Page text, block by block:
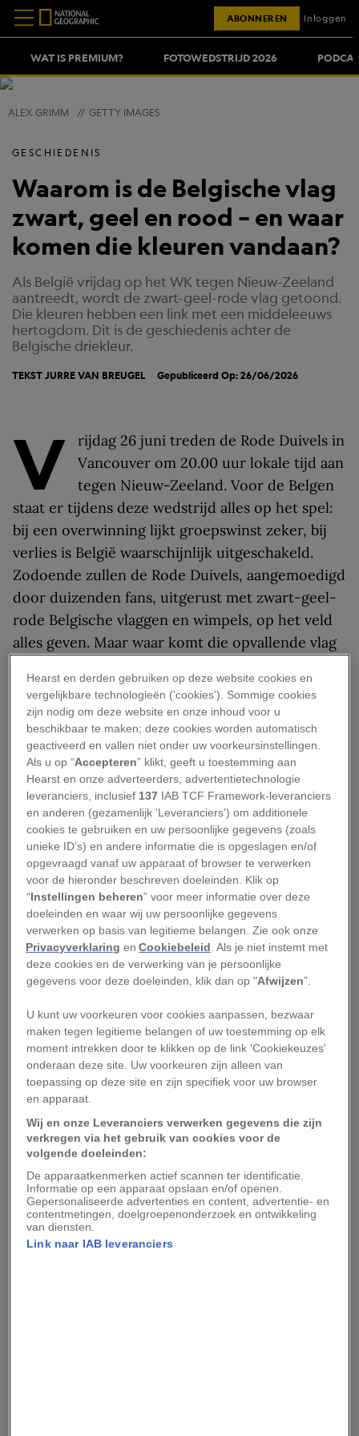
WAT IS PREMIUM? FOTOWEDSTRIJD 2026
ABONNEREN Inloggen
ALEX GRIMM // GETTY IMAGES
GESCHIEDENIS
Waarom is de Belgische vlag
zwart, geel en rood – en waar
komen die kleuren vandaan?
Als België vrijdag op het WK tegen Nieuw-Zeeland
aantreedt, wordt de zwart-geel-rode vlag getoond.
Die kleuren hebben een link met een middeleeuws
hertogdom. Dit is de geschiedenis achter de
Belgische driekleur.
TEKSTJURRE VAN BREUGEL Gepubliceerd Op: 26/06/2026
V
rijdag 26 juni treden de Rode Duivels in
Vancouver om 20.00 uur lokale tijd aan
tegen Nieuw-Zeeland. Voor de Belgen
staat er tijdens deze wedstrijd alles op het spel:
bij een overwinning lijkt groepswinst zeker, bij
verlies is België waarschijnlijk uitgeschakeld.
Zodoende zullen de Rode Duivels, aangemoedigd
door duizenden fans, uitgerust met zwart-geel-
rode Belgische vlaggen en wimpels, op het veld
alles geven. Maar waar komt die opvallende vlag
voor deze drie kleuren?
Het hertogdom Brabant
In de Middeleeuwenbestond België nog niet.
Het gebied was verdeeld in graafschappen,
hertogdommen en heerlijkheden. Het
machtigste daarvan was het hertogdom Brabant,
dat grote delen van het huidige Vlaams-Brabant,
Waals-Brabant, Antwerpen, Brussel en zelfs
stukken van Noord-Brabant en Limburg omvatte.
MEER OVER DE GESCHIEDENIS VAN BELGIË
Zo groeide het Belgische frietkot uit tot
Hoe Europa mensen als dieren
tentoonstelde
waard
Brabant was welvarend dankzij bloeiende
handelssteden als Antwerpen, Leuven en ’s-
Hertogenbosch. Het wapen van het hertogdom
bestond uit een zwarte achtergrond met een
Hearst en derden gebruiken op deze website cookies en
vergelijkbare technologieën ('cookies'). Sommige cookies
zijn nodig om deze website en onze inhoud voor u
beschikbaar te maken; deze cookies worden automatisch
geactiveerd en vallen niet onder uw voorkeursinstellingen.
Als u op “Accepteren” klikt, geeft u toestemming aan
Hearst en onze adverteerders, advertentietechnologie
leveranciers, inclusief 137 IAB TCF Framework-leveranciers
en anderen (gezamenlijk 'Leveranciers') om additionele
cookies te gebruiken en uw persoonlijke gegevens (zoals
unieke ID’s) en andere informatie die is opgeslagen en/of
opgevraagd vanaf uw apparaat of browser te verwerken
voor de hieronder beschreven doeleinden. Klik op
“Instellingen beheren” voor meer informatie over deze
doeleinden en waar wij uw persoonlijke gegevens
verwerken op basis van legitieme belangen. Zie ook onze
Privacyverklaring enCookiebeleid . Als je niet instemt met
deze cookies en de verwerking van je persoonlijke
gegevens voor deze doeleinden, klik dan op "Afwijzen”.
U kunt uw voorkeuren voor cookies aanpassen, bezwaar
maken tegen legitieme belangen of uw toestemming op elk
moment intrekken door te klikken op de link 'Cookiekeuzes'
onderaan deze site. Uw voorkeuren zijn alleen van
toepassing op deze site en zijn specifiek voor uw browser
en apparaat.
Wij en onze Leveranciers verwerken gegevens die zijn
verkregen via het gebruik van cookies voor de
volgende doeleinden:
De apparaatkenmerken actief scannen ter identificatie.
Informatie op een apparaat opslaan en/of openen.
Gepersonaliseerde advertenties en content, advertentie- en
contentmetingen, doelgroepenonderzoek en ontwikkeling
van diensten.
Link naar IAB leveranciers